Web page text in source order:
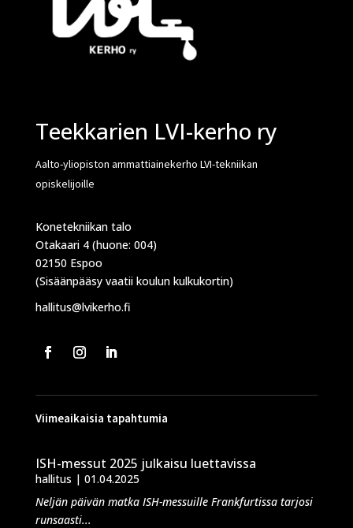
Teekkarien LVI-kerho ry
Aalto-yliopiston ammattiainekerho LVI-tekniikan
opiskelijoille
Konetekniikan talo
Otakaari 4 (huone: 004)
02150 Espoo
(Sisäänpääsy vaatii koulun kulkukortin)
hallitus@lvikerho.fi
Viimeaikaisia tapahtumia
ISH-messut 2025 julkaisu luettavissa
hallitus | 01.04.2025
Neljän päivän matka ISH-messuille Frankfurtissa tarjosi
runsaasti...